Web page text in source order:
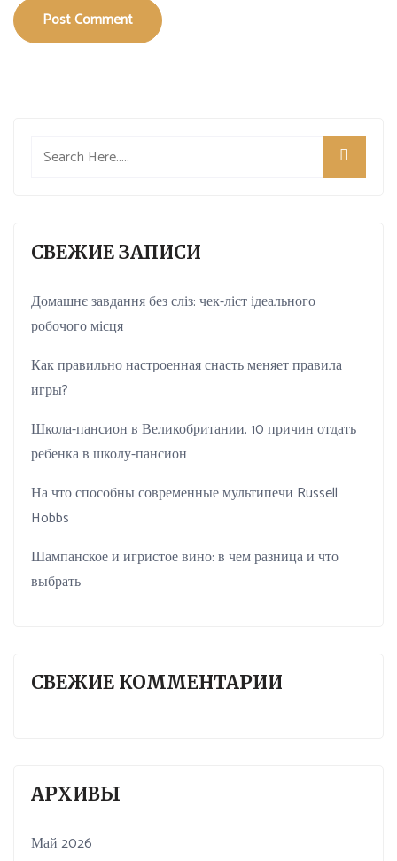
Post Comment
СВЕЖИЕ ЗАПИСИ
Домашнє завдання без сліз: чек-ліст ідеального
робочого місця
Как правильно настроенная снасть меняет правила
игры?
Школа-пансион в Великобритании. 10 причин отдать
ребенка в школу-пансион
На что способны современные мультипечи Russell
Hobbs
Шампанское и игристое вино: в чем разница и что
выбрать
СВЕЖИЕ КОММЕНТАРИИ
АРХИВЫ
Май 2026